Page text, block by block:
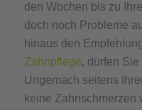
den Wochen bis zu
doch noch Probleme
hinaus den
Zahnpflege, dürfen
Ungemach seitens
keine Zahnschmerzen